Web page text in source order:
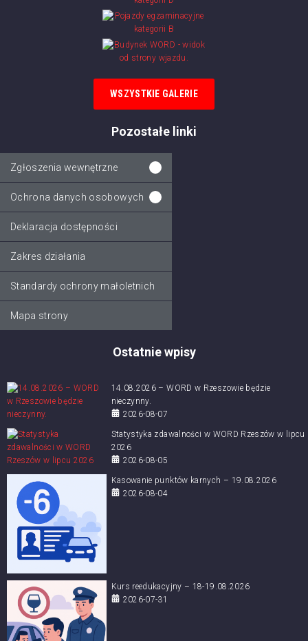
Ostatnie wpisy
14.08.2026 – WORD w Rzeszowie będzie
nieczynny.
2026-08-07
Statystyka zdawalności w WORD Rzeszów w lipcu
2026
2026-08-05
Kasowanie punktów karnych – 19.08.2026
2026-08-04
Kurs reedukacyjny – 18-19.08.2026
2026-07-31
WSZYSTKIE GALERIE
Pozostałe linki
Zgłoszenia wewnętrzne
Ochrona danych osobowych
Deklaracja dostępności
Zakres działania
Standardy ochrony małoletnich
Mapa strony